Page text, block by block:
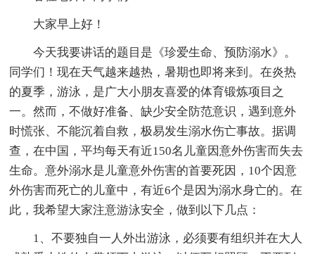
大家早上好！
今天我要讲话的题目是《珍爱生命、预防溺水》。
同学们！现在天气越来越热，暑期也即将来到。在炎热
的夏季，游泳，是广大小朋友喜爱的体育锻炼项目之
一。然而，不做好准备、缺少安全防范意识，遇到意外
时慌张、不能沉着自救，极易发生溺水伤亡事故。据调
查，在中国，平均每天有近150名儿童因意外伤害而失去
生命。意外溺水是儿童意外伤害的首要死因，10个因意
外伤害而死亡的儿童中，有近6个是因为溺水身亡的。在
此，我希望大家注意游泳安全，做到以下几点：
1、不要独自一人外出游泳，必须要有组织并在大人